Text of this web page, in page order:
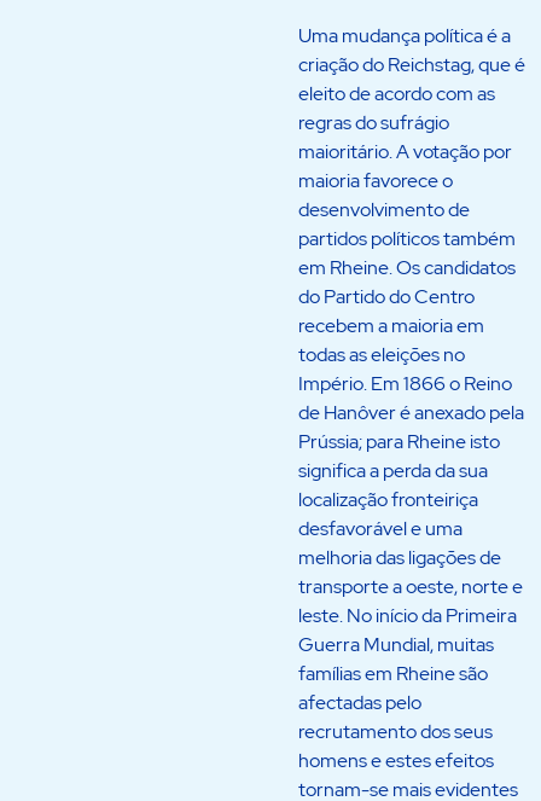
Uma mudança política é a
criação do Reichstag, que é
eleito de acordo com as
regras do sufrágio
maioritário. A votação por
maioria favorece o
desenvolvimento de
partidos políticos também
em Rheine. Os candidatos
do Partido do Centro
recebem a maioria em
todas as eleições no
Império. Em 1866 o Reino
de Hanôver é anexado pela
Prússia; para Rheine isto
significa a perda da sua
localização fronteiriça
desfavorável e uma
melhoria das ligações de
transporte a oeste, norte e
leste. No início da Primeira
Guerra Mundial, muitas
famílias em Rheine são
afectadas pelo
recrutamento dos seus
homens e estes efeitos
tornam-se mais evidentes